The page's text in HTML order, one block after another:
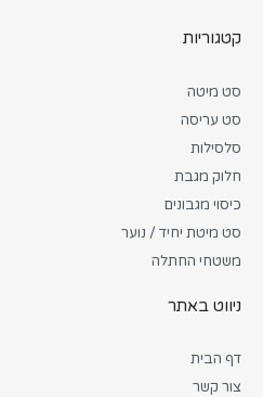
קטגוריות
סט מיטה
סט עריסה
סלסילות
חלוק מגבת
כיסוי מגבונים
סט מיטת יחיד / נוער
משטחי החתלה
ניווט באתר
דף הבית
צור קשר